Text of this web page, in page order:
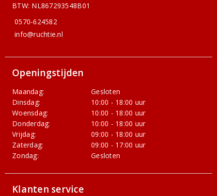
BTW: NL867293548B01
0570-624582
info@ruchtie.nl
Openingstijden
Maandag:
Gesloten
Dinsdag:
10:00 - 18:00 uur
Woensdag:
10:00 - 18:00 uur
Donderdag:
10:00 - 18:00 uur
Vrijdag:
09:00 - 18:00 uur
Zaterdag:
09:00 - 17:00 uur
Zondag:
Gesloten
Klanten service